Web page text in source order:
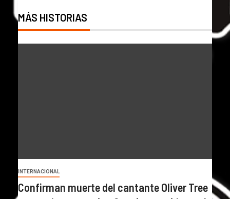
MÁS HISTORIAS
INTERNACIONAL
Confirman muerte del cantante Oliver Tree